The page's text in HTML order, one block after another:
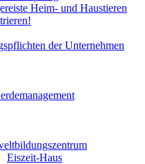
Heim- und Haustieren
der Unternehmen
Eiszeit-Haus